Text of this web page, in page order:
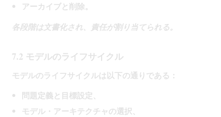
アーカイブと削除。
各段階は文書化され、責任が割り当てられる。
7.2 モデルのライフサイクル
モデルのライフサイクルは以下の通りである：
問題定義と目標設定、
モデル・アーキテクチャの選択、